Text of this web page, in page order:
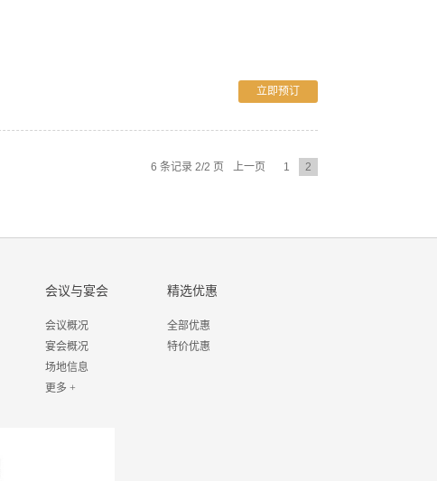
立即预订
6 条记录 2/2 页 上一页 1 2
会议与宴会
会议概况
宴会概况
场地信息
更多 +
精选优惠
全部优惠
特价优惠